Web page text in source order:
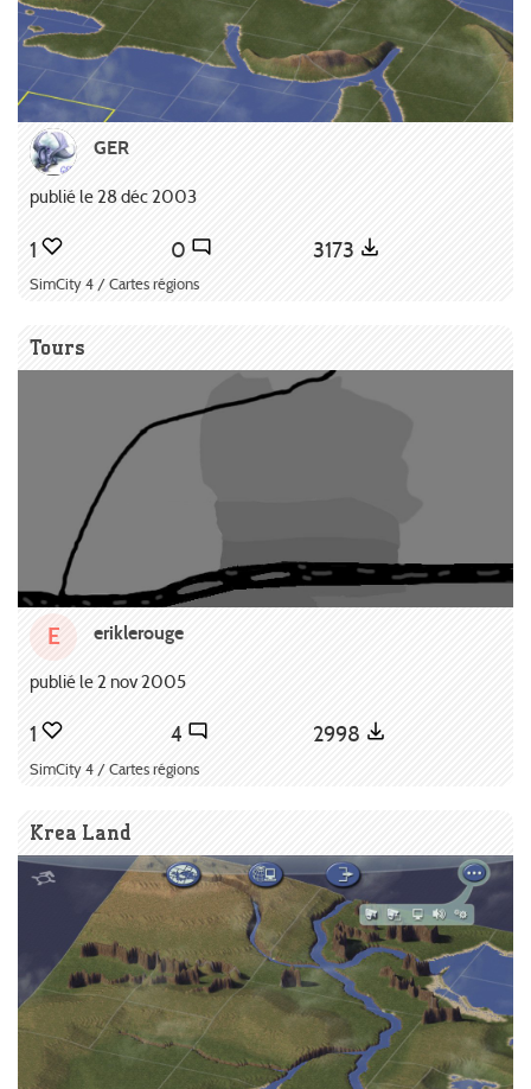
GER
publié le 28 déc 2003
1 0 3173
SimCity 4 / Cartes régions
Tours
E eriklerouge
publié le 2 nov 2005
1 4 2998
SimCity 4 / Cartes régions
Krea Land